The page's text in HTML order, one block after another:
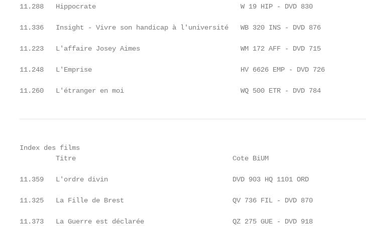
11.288   Hippocrate                                    W 19 HIP - DVD 830
11.336   Insight - Vivre son handicap à l'université   WB 320 INS - DVD 876
11.223   L'affaire Josey Aimes                         WM 172 AFF - DVD 715
11.248   L'Emprise                                     HV 6626 EMP - DVD 726
11.260   L'étranger en moi                             WQ 500 ETR - DVD 784
Index des films
         Titre                                       Cote BiUM
11.359   L'ordre divin                               DVD 903 HQ 1101 ORD
11.325   La Fille de Brest                           QV 736 FIL - DVD 870
11.373   La Guerre est déclarée                      QZ 275 GUE - DVD 918